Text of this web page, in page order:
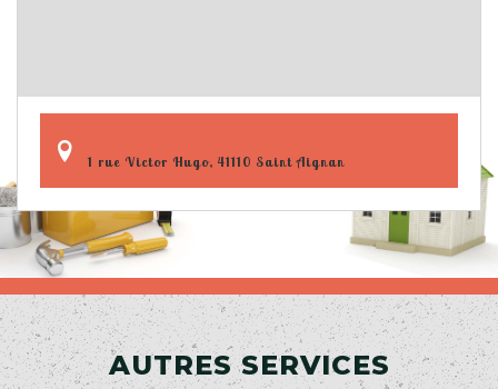
1 rue Victor Hugo, 41110 Saint Aignan
AUTRES SERVICES